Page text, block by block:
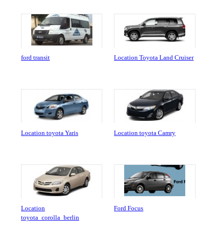
ford transit Location Toyota Land Cruiser
Location toyota Yaris Location toyota Camry
Location
toyota_corolla_berlin
Ford Focus